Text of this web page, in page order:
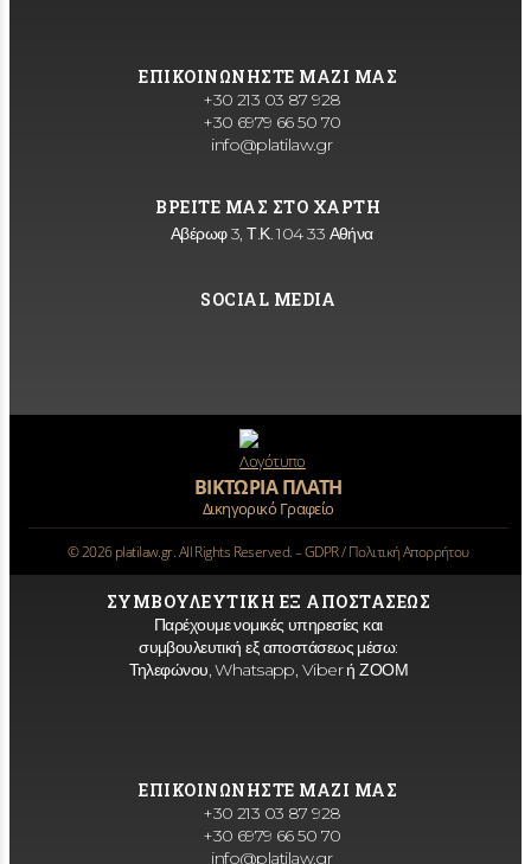
ΕΠΙΚΟΙΝΩΝΗΣΤΕ ΜΑΖΙ ΜΑΣ
+30 213 03 87 928
+30 6979 66 50 70
info@platilaw.gr
ΒΡΕΙΤΕ ΜΑΣ ΣΤΟ ΧΑΡΤΗ
Αβέρωφ 3, Τ.Κ. 104 33 Αθήνα
SOCIAL MEDIA
ΒΙΚΤΩΡΙΑ ΠΛΑΤΗ
Δικηγορικό Γραφείο
©2026platilaw.gr. All Rights Reserved. –GDPR / Πολιτική Απορρήτου
ΣΥΜΒΟΥΛΕΥΤΙΚΗ ΕΞ ΑΠΟΣΤΑΣΕΩΣ
Παρέχουμε νομικές υπηρεσίες και
συμβουλευτική εξ αποστάσεως μέσω:
Τηλεφώνου, Whatsapp, Viber ή ΖΟΟΜ
ΕΠΙΚΟΙΝΩΝΗΣΤΕ ΜΑΖΙ ΜΑΣ
+30 213 03 87 928
+30 6979 66 50 70
info@platilaw.gr